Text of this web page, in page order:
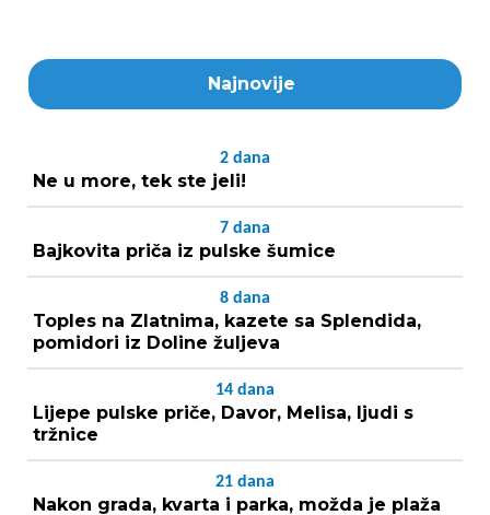
Najnovije
2 dana
Ne u more, tek ste jeli!
7 dana
Bajkovita priča iz pulske šumice
8 dana
Toples na Zlatnima, kazete sa Splendida,
pomidori iz Doline žuljeva
14 dana
Lijepe pulske priče, Davor, Melisa, ljudi s
tržnice
21 dana
Nakon grada, kvarta i parka, možda je plaža